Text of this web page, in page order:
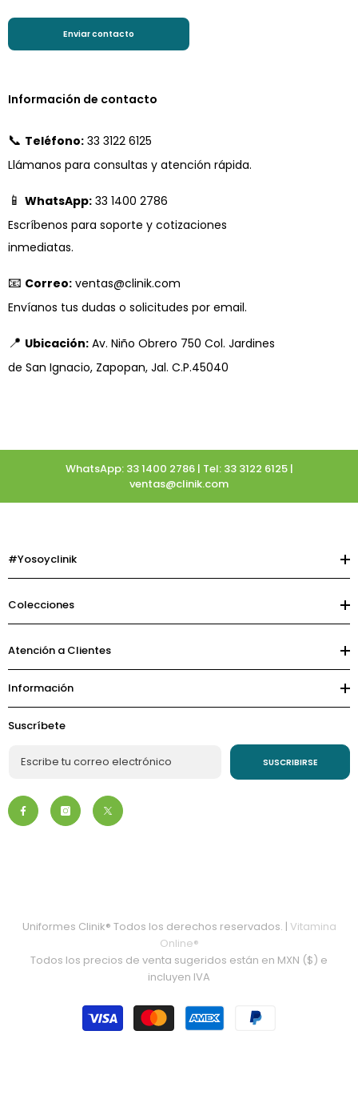
Información de contacto
📞 Teléfono: 33 3122 6125
Llámanos para consultas y atención rápida.
📱 WhatsApp: 33 1400 2786
Escríbenos para soporte y cotizaciones
inmediatas.
📧 Correo: ventas@clinik.com
Envíanos tus dudas o solicitudes por email.
📍 Ubicación: Av. Niño Obrero 750 Col. Jardines
de San Ignacio, Zapopan, Jal. C.P.45040
WhatsApp: 33 1400 2786 | Tel: 33 3122 6125 |
ventas@clinik.com
#Yosoyclinik
Colecciones
Atención a Clientes
Información
Suscríbete
SUSCRIBIRSE
Uniformes Clinik® Todos los derechos reservados. | Vitamina
Online®
Todos los precios de venta sugeridos están en MXN ($) e
incluyen IVA
Métodos
de